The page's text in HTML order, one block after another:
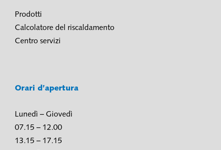
Prodotti
Calcolatore del riscaldamento
Centro servizi
Orari d’apertura
Lunedì – Giovedì
07.15 – 12.00
13.15 – 17.15